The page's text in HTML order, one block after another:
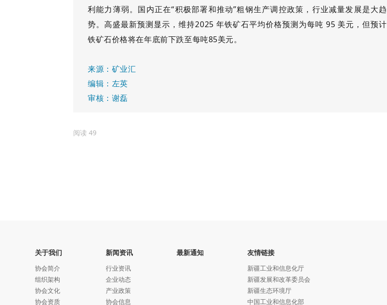
利能力薄弱。国内正在“积极部署和推动”粗钢生产调控政策，行业减量发展是大趋
势。高盛最新预测显示，维持2025 年铁矿石平均价格预测为每吨 95 美元，但预计
铁矿石价格将在年底前下跌至每吨85美元。
来源：矿业汇
编辑：左英
审核：谢磊
阅读 49
关于我们
协会简介
组织架构
协会文化
协会资质
新闻资讯
行业资讯
企业动态
产业政策
协会信息
最新通知 友情链接
新疆工业和信息化厅
新疆发展和改革委员会
新疆生态环境厅
中国工业和信息化部